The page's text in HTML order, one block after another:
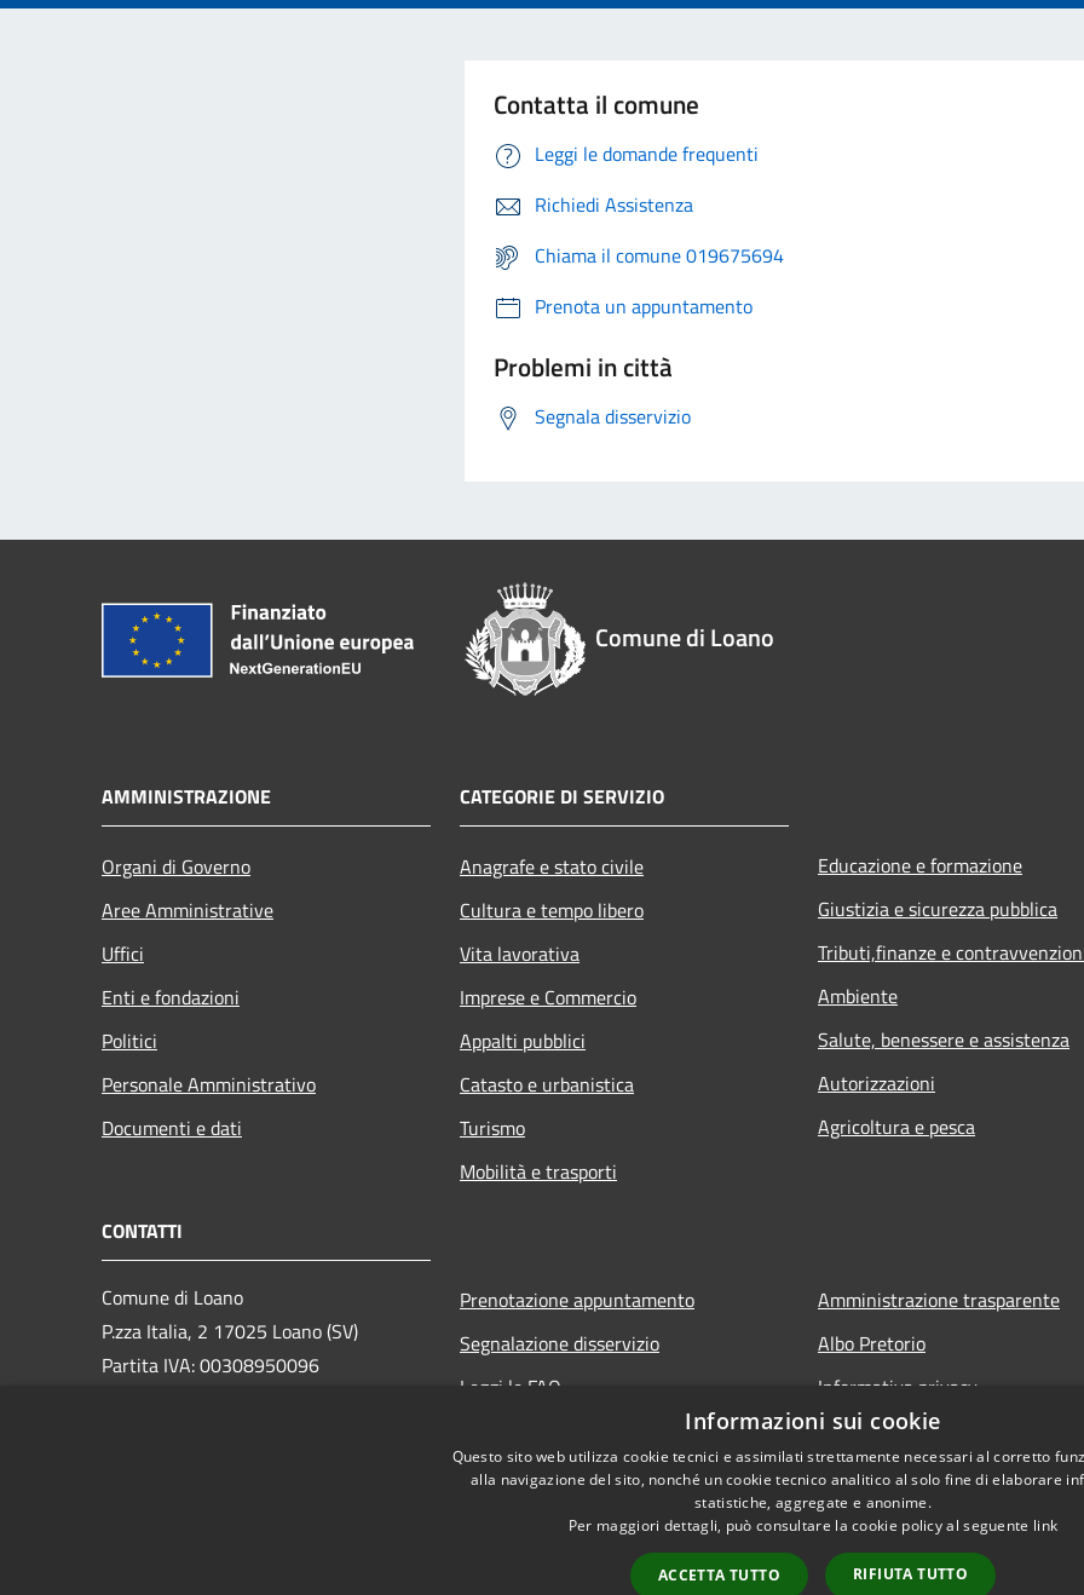
Contatta il comune
Leggi le domande frequenti
Richiedi Assistenza
Chiama il comune 019675694
Prenota un appuntamento
Problemi in città
Segnala disservizio
Comune di Loano
AMMINISTRAZIONE
Organi di Governo
Aree Amministrative
Uffici
Enti e fondazioni
Politici
Personale Amministrativo
Documenti e dati
CATEGORIE DI SERVIZIO
Anagrafe e stato civile
Cultura e tempo libero
Vita lavorativa
Imprese e Commercio
Appalti pubblici
Catasto e urbanistica
Turismo
Mobilità e trasporti
Educazione e formazione
Giustizia e sicurezza pubblica
Tributi,finanze e
Ambiente
Salute, benessere e assistenza
Autorizzazioni
Agricoltura e pesca
CONTATTI
Comune di Loano
P.zza Italia, 2 17025 Loano (SV)
Partita IVA: 00308950096
Prenotazione appuntamento
Segnalazione disservizio
Leggi le FAQ
Amministrazione trasparente
Albo Pretorio
Informativa privacy
Note legali
Dichiarazione di accessibilità
Informazioni sui cookie
Questo sito web utilizza cookie tecnici e assimilati strettamente necessari al corretto
alla navigazione del sito, nonché un cookie tecnico analitico al solo fine di elaborare
statistiche, aggregate e anonime.
Per maggiori dettagli, può consultare la cookie policy al seguente link
ACCETTA TUTTO RIFIUTA TUTTO